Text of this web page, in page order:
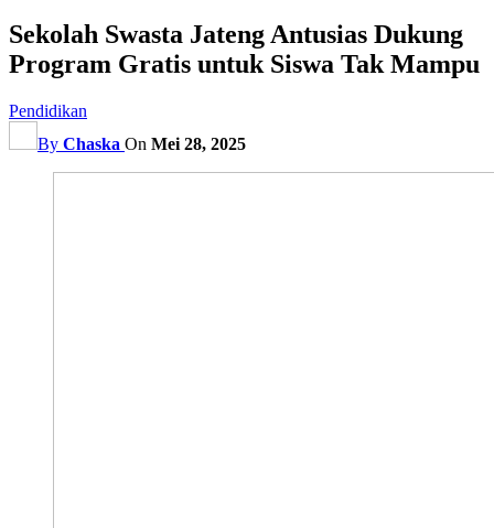
Sekolah Swasta Jateng Antusias Dukung
Program Gratis untuk Siswa Tak Mampu
Pendidikan
By Chaska On Mei 28, 2025